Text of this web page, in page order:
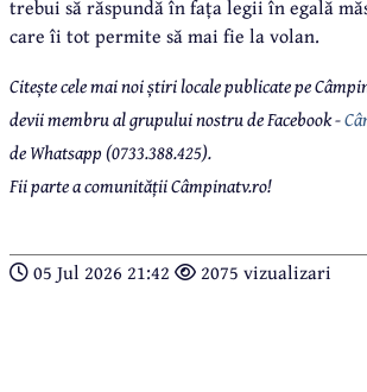
trebui să răspundă în fața legii în egală
care îi tot permite să mai fie la volan.
Citește cele mai noi știri locale publicate pe
devii membru al grupului nostru de Facebook -
de Whatsapp (0733.388.425).
Fii parte a comunității Câmpinatv.ro!
05 Jul 2026 21:42 2075 vizualizari